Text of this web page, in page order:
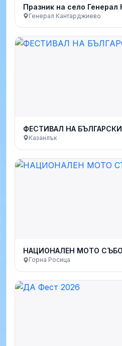
Празник на село Генерал
Генерал Кантарджиево
ФЕСТИВАЛ НА
Казанлък
НАЦИОНАЛЕН МОТО
Горна Росица